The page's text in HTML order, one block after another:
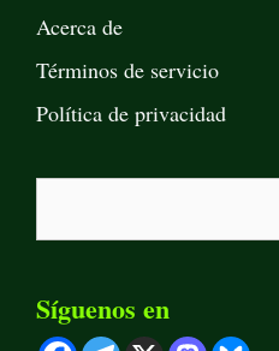
Acerca de
Términos de servicio
Política de privacidad
Síguenos en